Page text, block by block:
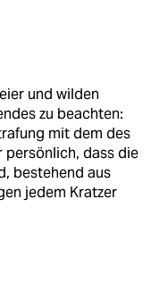
und wilden
zu beachten:
mit dem des
persönlich, dass die
bestehend aus
jedem Kratzer